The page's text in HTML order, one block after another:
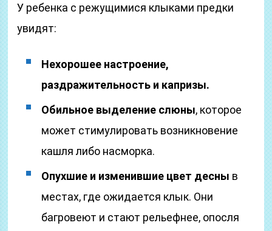
У ребенка с режущимися клыками предки
увидят:
Нехорошее настроение,
раздражительность и капризы.
Обильное выделение слюны, которое
может стимулировать возникновение
кашля либо насморка.
Опухшие и изменившие цвет десны в
местах, где ожидается клык. Они
багровеют и стают рельефнее, опосля